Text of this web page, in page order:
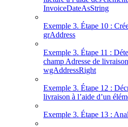
InvoiceDateAsString
Exemple 3. Étape 10 :
grAddress
Exemple 3. Étape 11 :
champ Adresse de
wgAddressRight
Exemple 3. Étape 12 :
livraison à l’aide d’un
Exemple 3. Étape 13 :